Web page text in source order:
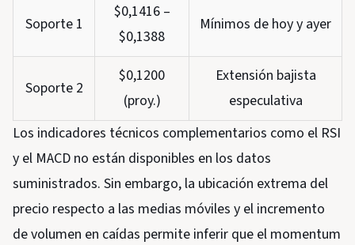
Soporte 1
$0,1416 –
$0,1388
Mínimos de hoy y ayer
Soporte 2
$0,1200
(proy.)
Extensión bajista
especulativa
Los indicadores técnicos complementarios como el RSI
y el MACD no están disponibles en los datos
suministrados. Sin embargo, la ubicación extrema del
precio respecto a las medias móviles y el incremento
de volumen en caídas permite inferir que el momentum